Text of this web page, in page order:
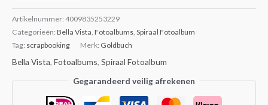
Artikelnummer: 4009835253229
Categorieën: Bella Vista Fotoalbums Spiraal Fotoalbum
Tag: scrapbooking Merk: Goldbuch
Bella Vista, Fotoalbums, Spiraal Fotoalbum
Gegarandeerd veilig afrekenen